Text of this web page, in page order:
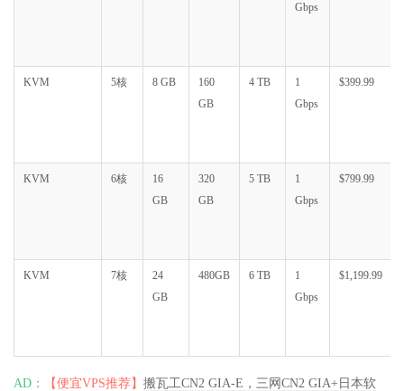
Gbps
KVM 5核 8 GB
160
GB
4 TB
1
Gbps
$399.99
KVM 6核
16
GB
320
GB
5 TB
1
Gbps
$799.99
KVM 7核
24
GB
480GB 6 TB
1
Gbps
$1,199.99
AD： 【便宜VPS推荐】 搬瓦工CN2 GIA-E，三网CN2 GIA+日本软